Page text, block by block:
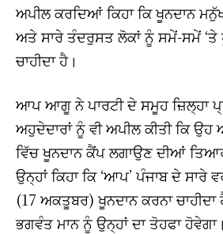
ਅਪੀਲ ਕਰਦਿਆਂ ਕਿਹਾ ਕਿ ਖੂਨਦਾਨ
ਅਤੇ ਸਾਰੇ ਤੰਦਰੁਸਤ ਲੋਕਾਂ ਨੂੰ ਸਮੇਂ-ਸਮੇਂ ‘ਤੇ
ਚਾਹੀਦਾ ਹੈ।
ਆਪ ਆਗੂ ਨੇ ਪਾਰਟੀ ਦੇ ਸਮੂਹ ਜ਼ਿਲ੍ਹਾ
ਅਹੁਦੇਦਾਰਾਂ ਨੂੰ ਵੀ ਅਪੀਲ ਕੀਤੀ ਕਿ
ਵਿੱਚ ਖੂਨਦਾਨ ਕੈਂਪ ਲਗਾਉਣ ਦੀਆਂ
ਉਨ੍ਹਾਂ ਕਿਹਾ ਕਿ ‘ਆਪ’ ਪੰਜਾਬ ਦੇ ਸਾਰੇ
(17 ਅਕਤੂਬਰ) ਖੂਨਦਾਨ ਕਰਨਾ
ਭਗਵੰਤ ਮਾਨ ਨੂੰ ਉਨ੍ਹਾਂ ਦਾ ਤੋਹਫਾ ਹੋਵੇਗਾ।